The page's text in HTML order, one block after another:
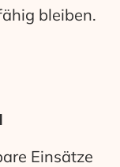
bleiben.
Einsätze